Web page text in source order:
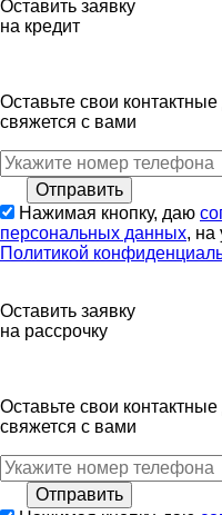
Оставить заявку
на кредит
Оставьте свои
свяжется с вами
Нажимая кнопку, даю
персональных данных, на
Политикой
Оставить заявку
на рассрочку
Оставьте свои
свяжется с вами